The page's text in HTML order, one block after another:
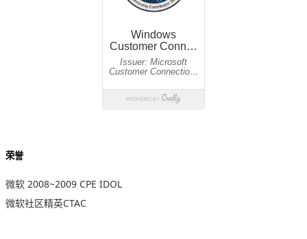
荣誉
微软 2008~2009 CPE IDOL
微软社区精英CTAC